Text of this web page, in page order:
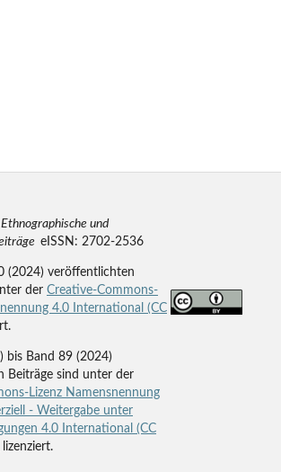
und
eISSN: 2702-2536
(2024) veröffentlichten
der Creative-Commons-
4.0 International (CC
bis Band 89 (2024)
Beiträge sind unter der
Lizenz Namensnennung
- Weitergabe unter
4.0 International (CC
lizenziert.